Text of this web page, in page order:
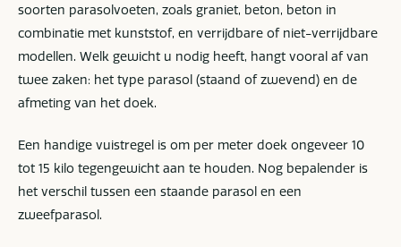
soorten parasolvoeten, zoals graniet, beton, beton in
combinatie met kunststof, en verrijdbare of niet-verrijdbare
modellen. Welk gewicht u nodig heeft, hangt vooral af van
twee zaken: het type parasol (staand of zwevend) en de
afmeting van het doek.
Een handige vuistregel is om per meter doek ongeveer 10
tot 15 kilo tegengewicht aan te houden. Nog bepalender is
het verschil tussen een staande parasol en een
zweefparasol.